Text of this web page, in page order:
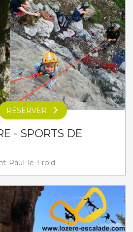
RÉSERVER
- SPORTS DE
Paul-le-Froid